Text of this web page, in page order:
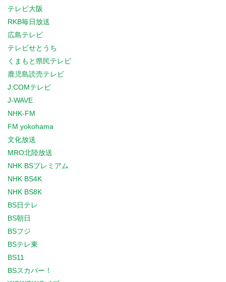
テレビ大阪
RKB毎日放送
広島テレビ
テレビせとうち
くまもと県民テレビ
鹿児島読売テレビ
J:COMテレビ
J-WAVE
NHK-FM
FM yokohama
文化放送
MRO北陸放送
NHK BSプレミアム
NHK BS4K
NHK BS8K
BS日テレ
BS朝日
BSフジ
BSテレ東
BS11
BSスカパー！